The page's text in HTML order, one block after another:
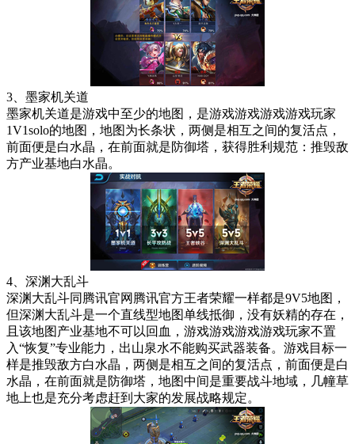
3、墨家机关道
墨家机关道是游戏中至少的地图，是游戏游戏游戏游戏玩家
1V1solo的地图，地图为长条状，两侧是相互之间的复活点，
前面便是白水晶，在前面就是防御塔，获得胜利规范：推毁敌
方产业基地白水晶。
4、深渊大乱斗
深渊大乱斗同腾讯官网腾讯官方王者荣耀一样都是9V5地图，
但深渊大乱斗是一个直线型地图单线抵御，没有妖精的存在，
且该地图产业基地不可以回血，游戏游戏游戏游戏玩家不置
入“恢复”专业能力，出山泉水不能购买武器装备。游戏目标一
样是推毁敌方白水晶，两侧是相互之间的复活点，前面便是白
水晶，在前面就是防御塔，地图中间是重要战斗地域，几幢草
地上也是充分考虑赶到大家的发展战略规定。